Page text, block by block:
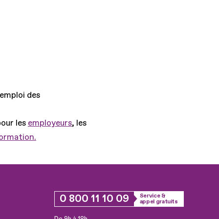
des
les employeurs, les
0 800 11 10 09
Service &
appel gratuits